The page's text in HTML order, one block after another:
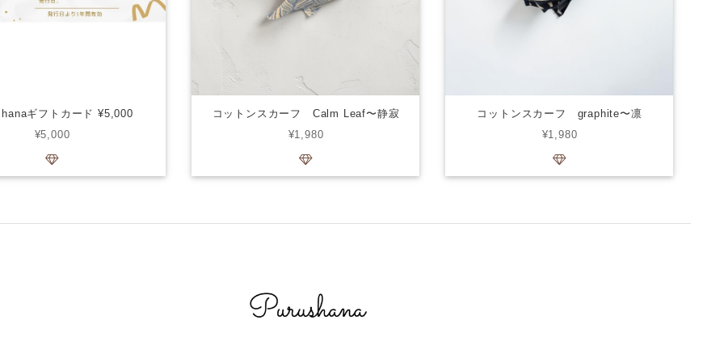
ギフトカード ¥5,000
¥5,000
コットンスカーフ Calm Leaf〜静寂
¥1,980
コットンスカーフ graphite〜凛
¥1,980